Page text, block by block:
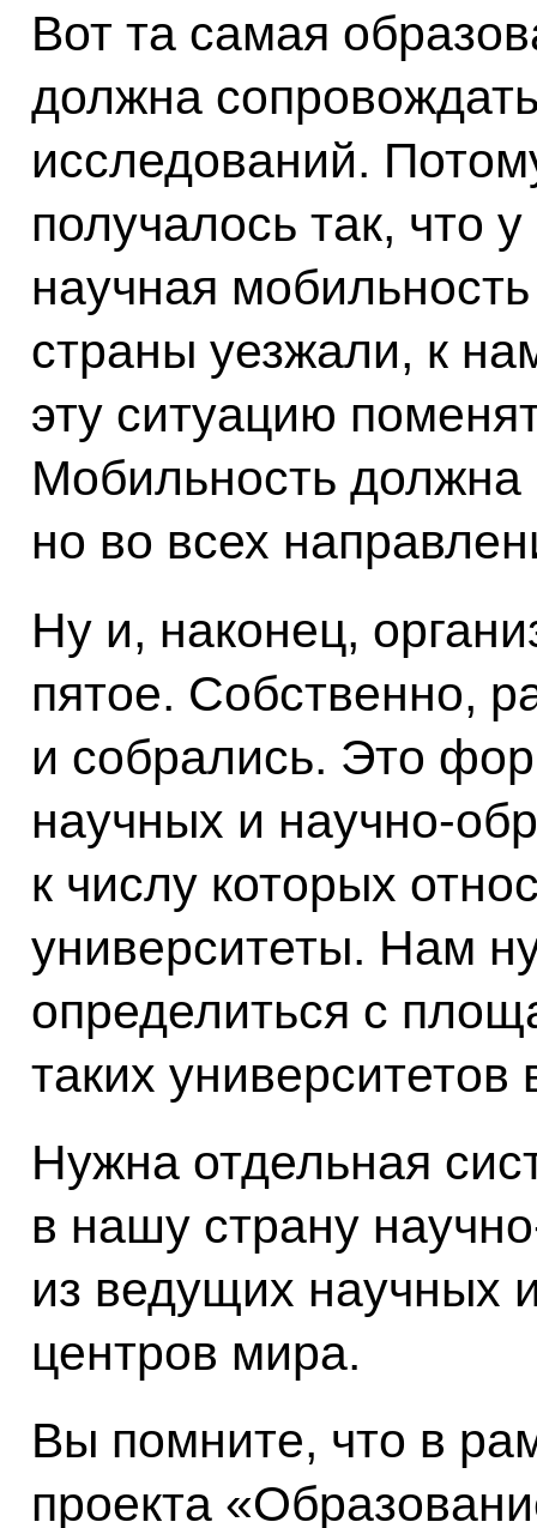
Вот та самая
должна
исследований.
получалось так, что
научная
страны уезжали, к
эту ситуацию
Мобильность должна
но во всех
Ну и, наконец,
пятое. Собственно,
и собрались. Это
научных и научно-
к числу которых
университеты. Нам
определиться с
таких университетов
Нужна отдельная
в нашу страну
из ведущих научных
центров мира.
Вы помните, что в
проекта